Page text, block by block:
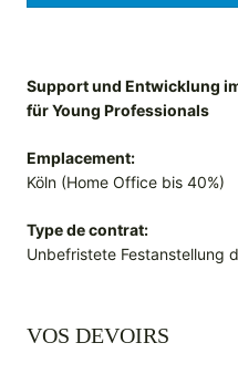
Support und Entwicklung
für Young Professionals
Emplacement:
Köln (Home Office bis 40%)
Type de contrat:
Unbefristete Festanstellung
VOS DEVOIRS